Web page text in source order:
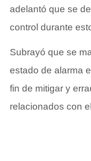
adelantó que se
control durante
Subrayó que se
estado de alarma
fin de mitigar y
relacionados con